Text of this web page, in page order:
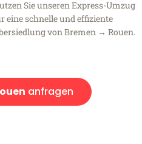
Sie unseren Express-Umzug
eine schnelle und effiziente
von Bremen → Rouen.
anfragen